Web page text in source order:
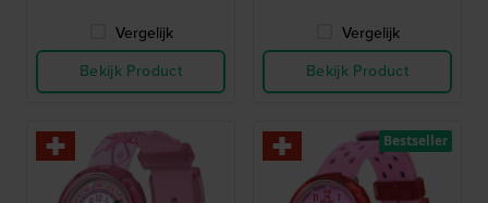
Vergelijk
Bekijk Product
Vergelijk
Bekijk Product
Bestseller